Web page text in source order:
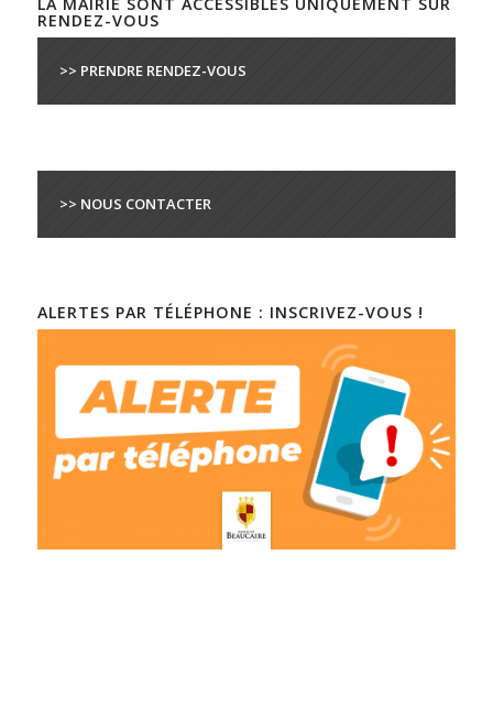
RENDEZ-VOUS
>> PRENDRE RENDEZ-VOUS
>> NOUS CONTACTER
ALERTES PAR TÉLÉPHONE : INSCRIVEZ-VOUS !